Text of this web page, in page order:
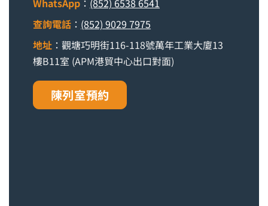
WhatsApp ： (852) 6538 6541
查詢電話 ： (852) 9029 7975
地址 ：觀塘巧明街116-118號萬年工業大廈13
樓B11室 (APM港貿中心出口對面)
陳列室預約